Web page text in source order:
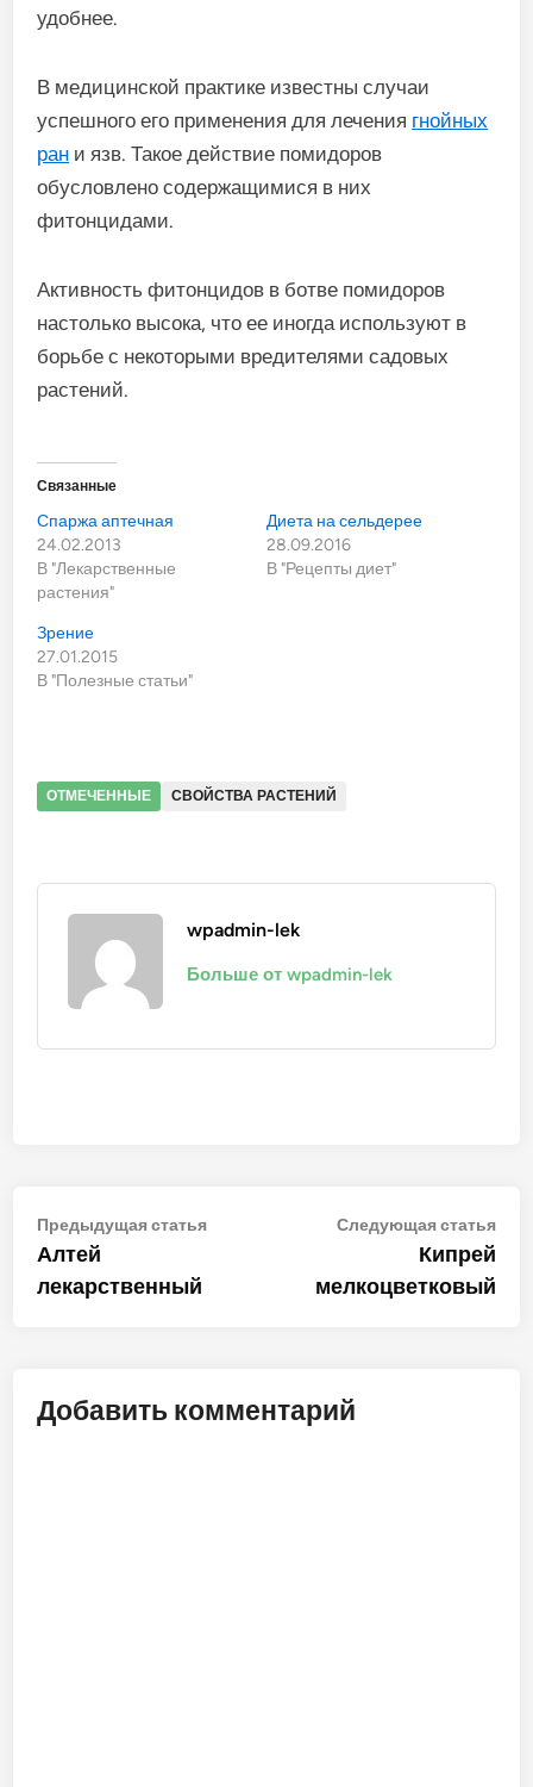
удобнее.
В медицинской практике известны случаи
успешного его применения для лечения гнойных
ран и язв. Такое действие помидоров
обусловлено содержащимися в них
фитонцидами.
Активность фитонцидов в ботве помидоров
настолько высока, что ее иногда используют в
борьбе с некоторыми вредителями садовых
растений.
Связанные
Спаржа аптечная
24.02.2013
В "Лекарственные
растения"
Диета на сельдерее
28.09.2016
В "Рецепты диет"
Зрение
27.01.2015
В "Полезные статьи"
ОТМЕЧЕННЫЕ СВОЙСТВА РАСТЕНИЙ
wpadmin-lek
Больше от wpadmin-lek
Навигация
по
записям
Предыдущая статьяПредыдущая
Алтей
лекарственный
Следующая статья
Кипрей
мелкоцветковый
Добавить комментарий